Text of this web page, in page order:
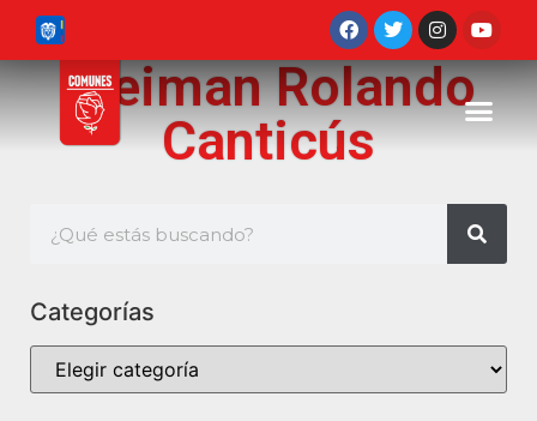
Freiman Rolando
Canticús
Categorías